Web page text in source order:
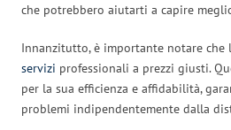
che potrebbero aiutarti a capire
Innanzitutto, è importante notare che
servizi professionali a prezzi giusti.
per la sua efficienza e affidabilità,
problemi indipendentemente dalla